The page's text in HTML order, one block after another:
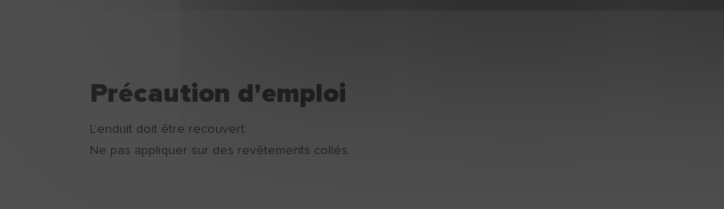
Précaution d'emploi
L’enduit doit être recouvert.
Ne pas appliquer sur des revêtements collés.